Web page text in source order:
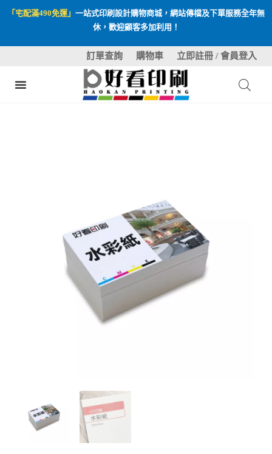
「宅配滿490免運」 一站式印刷設計購物商城，網站傳檔及下單服務全年無
休，歡迎顧客多加利用！
訂單查詢 購物車 立即註冊 / 會員登入